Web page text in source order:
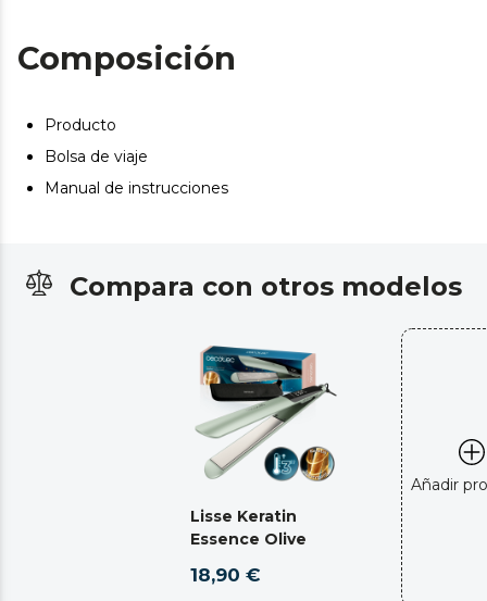
Composición
Producto
Bolsa de viaje
Manual de instrucciones
Compara con otros modelos
Lisse Keratin
Essence Olive
18,90 €
Añadir